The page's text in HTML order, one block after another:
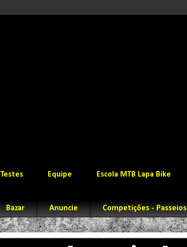
Testes Equipe Escola MTB Lapa Bike
Bazar Anuncie Competições - Passeios